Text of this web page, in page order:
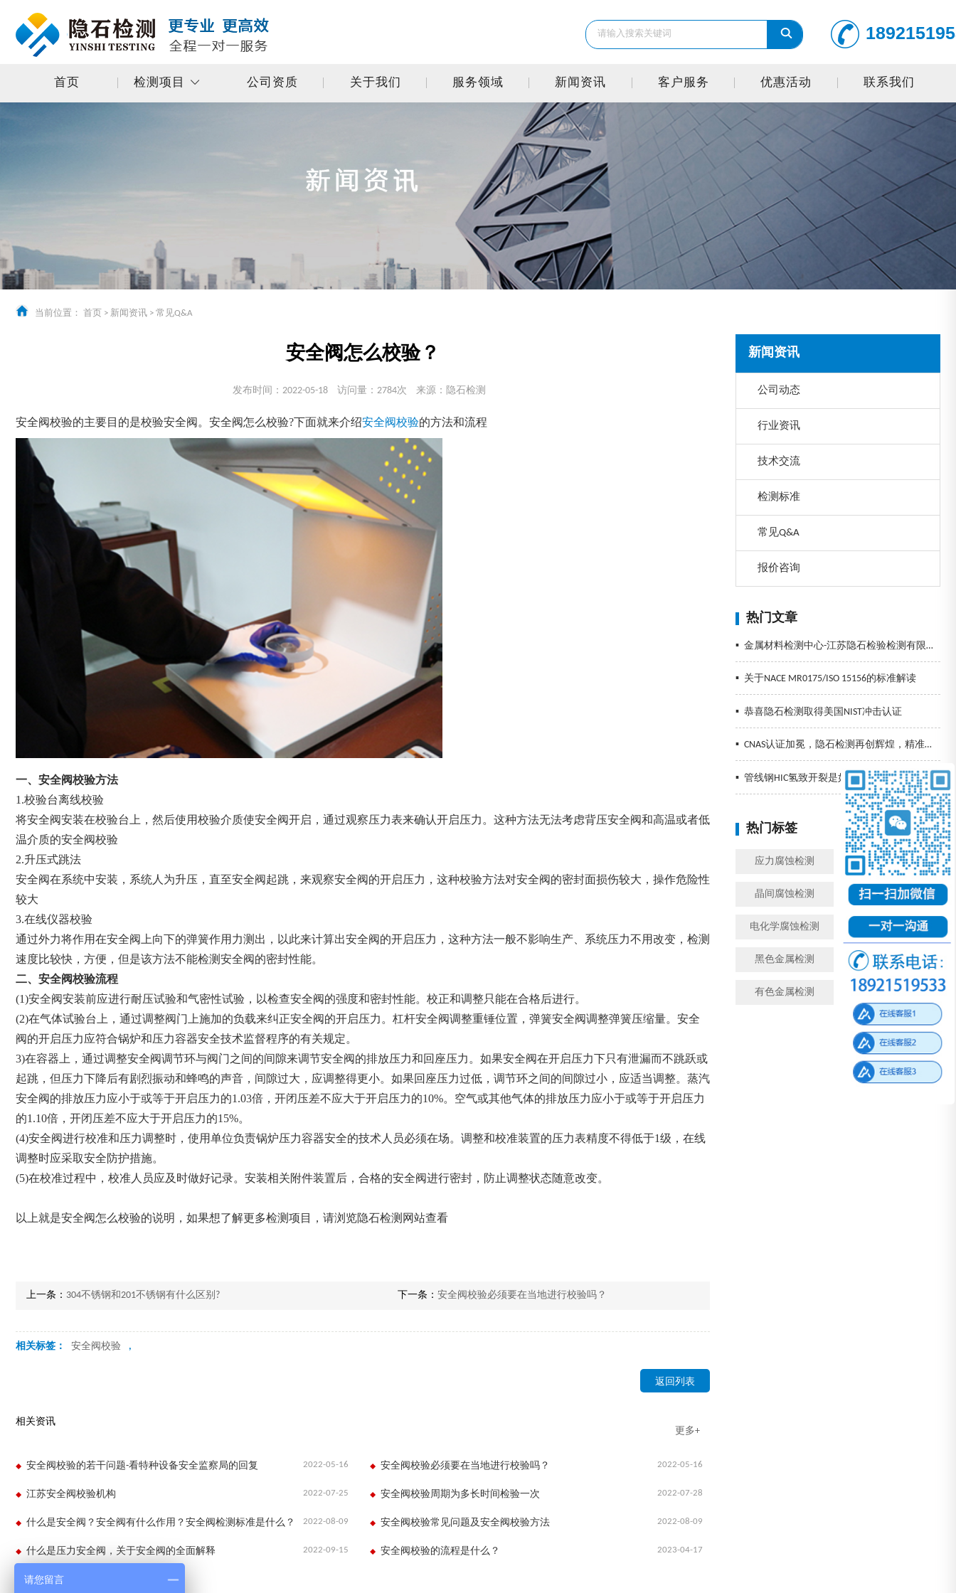
首页 检测项目 公司资质 关于我们 服务领域 新闻资讯 客户服务 优惠活动 联系我们
当前位置： 首页 > 新闻资讯 > 常见Q&A
新闻资讯
公司动态
行业资讯
技术交流
检测标准
常见Q&A
报价咨询
热门文章
▪ 金属材料检测中心-江苏隐石检验检测有限公司
▪ 关于NACE MR0175/ISO 15156的标准解读
▪ 恭喜隐石检测取得美国NIST冲击认证
▪ CNAS认证加冕，隐石检测再创辉煌，精准检测助力企业发展！
▪ 管线钢HIC氢致开裂是如何发生的以及预防措施
热门标签 换一批
应力腐蚀检测 金属腐蚀检测
晶间腐蚀检测 模拟工况腐蚀检测
电化学腐蚀检测 盐雾检测
黑色金属检测 金属成分检测
有色金属检测 微观金相检测
安全阀怎么校验？
发布时间：2022-05-18 访问量：2784次 来源：隐石检测
安全阀校验的主要目的是校验安全阀。安全阀怎么校验?下面就来介绍安全阀校验的方法和流程
一、安全阀校验方法
1.校验台离线校验
将安全阀安装在校验台上，然后使用校验介质使安全阀开启，通过观察压力表来确认开启压力。这种方法无法考虑背压安全阀和高温或者低
温介质的安全阀校验
2.升压式跳法
安全阀在系统中安装，系统人为升压，直至安全阀起跳，来观察安全阀的开启压力，这种校验方法对安全阀的密封面损伤较大，操作危险性
较大
3.在线仪器校验
通过外力将作用在安全阀上向下的弹簧作用力测出，以此来计算出安全阀的开启压力，这种方法一般不影响生产、系统压力不用改变，检测
速度比较快，方便，但是该方法不能检测安全阀的密封性能。
二、安全阀校验流程
(1)安全阀安装前应进行耐压试验和气密性试验，以检查安全阀的强度和密封性能。校正和调整只能在合格后进行。
(2)在气体试验台上，通过调整阀门上施加的负载来纠正安全阀的开启压力。杠杆安全阀调整重锤位置，弹簧安全阀调整弹簧压缩量。安全
阀的开启压力应符合锅炉和压力容器安全技术监督程序的有关规定。
3)在容器上，通过调整安全阀调节环与阀门之间的间隙来调节安全阀的排放压力和回座压力。如果安全阀在开启压力下只有泄漏而不跳跃或
起跳，但压力下降后有剧烈振动和蜂鸣的声音，间隙过大，应调整得更小。如果回座压力过低，调节环之间的间隙过小，应适当调整。蒸汽
安全阀的排放压力应小于或等于开启压力的1.03倍，开闭压差不应大于开启压力的10%。空气或其他气体的排放压力应小于或等于开启压力
的1.10倍，开闭压差不应大于开启压力的15%。
(4)安全阀进行校准和压力调整时，使用单位负责锅炉压力容器安全的技术人员必须在场。调整和校准装置的压力表精度不得低于1级，在线
调整时应采取安全防护措施。
(5)在校准过程中，校准人员应及时做好记录。安装相关附件装置后，合格的安全阀进行密封，防止调整状态随意改变。
以上就是安全阀怎么校验的说明，如果想了解更多检测项目，请浏览隐石检测网站查看
上一条： 304不锈钢和201不锈钢有什么区别? 下一条： 安全阀校验必须要在当地进行校验吗？
相关标签： 安全阀校验 ,
返回列表
相关资讯
更多+
2022-05-16
安全阀校验的若干问题-看特种设备安全监察局的回复 2022-05-16
安全阀校验必须要在当地进行校验吗？
2022-07-25
江苏安全阀校验机构 2022-07-28
安全阀校验周期为多长时间检验一次
2022-08-09
什么是安全阀？安全阀有什么作用？安全阀检测标准是什么？ 2022-08-09
安全阀校验常见问题及安全阀校验方法
2022-09-15
什么是压力安全阀，关于安全阀的全面解释 2023-04-17
安全阀校验的流程是什么？
请您留言